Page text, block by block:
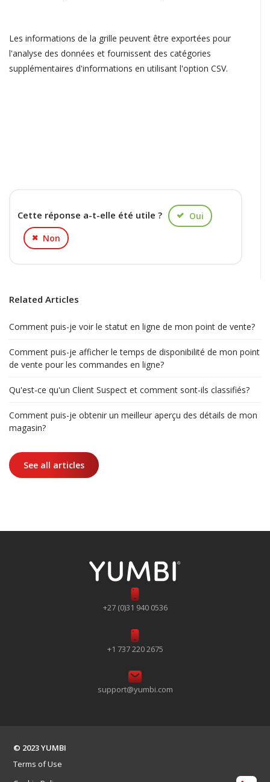
Les informations de la grille peuvent être exportées pour
l'analyse des données et fournissent des catégories
supplémentaires d'informations en utilisant l'option CSV.
Cette réponse a-t-elle été utile ?
Oui
Non
Related Articles
Comment puis-je voir le statut en ligne de mon point de vente?
Comment puis-je afficher le temps de disponibilité de mon point
de vente pour les commandes en ligne?
Qu'est-ce qu'un Client Suspect et comment sont-ils classifiés?
Comment puis-je obtenir un meilleur aperçu des détails de mon
magasin?
See all articles
+27 (0)31 940 0536
+1 737 220 2675
support@yumbi.com
© 2023 YUMBI
Terms of Use